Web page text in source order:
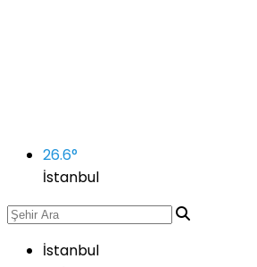
26.6°
İstanbul
İstanbul